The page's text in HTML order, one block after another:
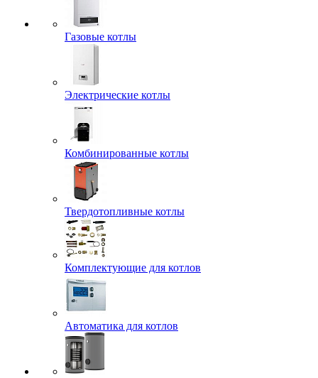
Газовые котлы
Электрические котлы
Комбинированные котлы
Твердотопливные котлы
Комплектующие для котлов
Автоматика для котлов